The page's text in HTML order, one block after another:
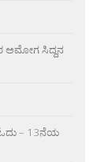
ಅಮೋಗ ಸಿದ್ದನ
– 13ನೆಯ